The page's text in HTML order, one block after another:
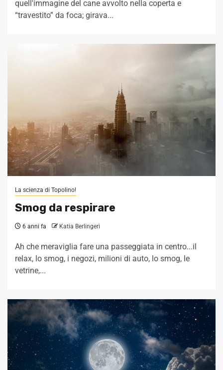
quell'immagine del cane avvolto nella coperta e
“travestito” da foca; girava...
La scienza di Topolino!
Smog da respirare
6 anni fa Katia Berlingeri
Ah che meraviglia fare una passeggiata in centro...il
relax, lo smog, i negozi, milioni di auto, lo smog, le
vetrine,...